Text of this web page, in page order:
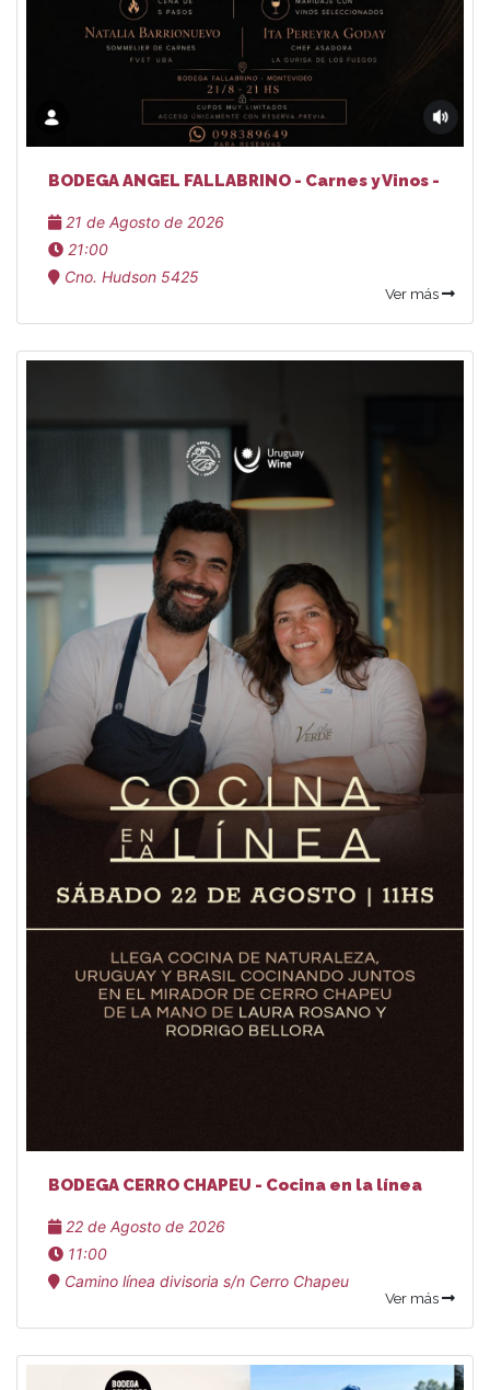
BODEGA ANGEL FALLABRINO - Carnes y Vinos -
21 de Agosto de 2026
21:00
Cno. Hudson 5425
Ver más
BODEGA CERRO CHAPEU - Cocina en la línea
22 de Agosto de 2026
11:00
Camino línea divisoria s/n Cerro Chapeu
Ver más